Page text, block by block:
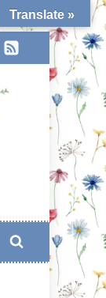
Translate »